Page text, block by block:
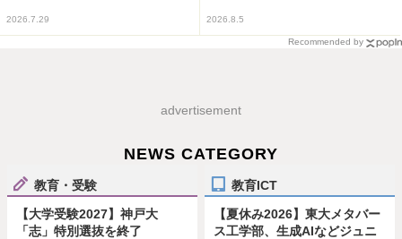
2026.7.29 2026.8.5
Recommended by
advertisement
NEWS CATEGORY
教育・受験
【大学受験2027】神戸大
「志」特別選抜を終了
教育ICT
【夏休み2026】東大メタバー
ス工学部、生成AIなどジュニ